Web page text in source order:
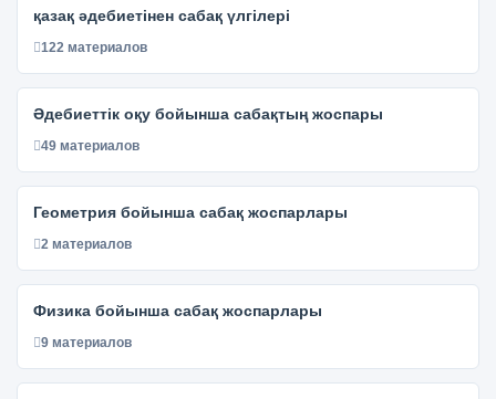
қазақ әдебиетінен сабақ үлгілері
122 материалов
Әдебиеттік оқу бойынша сабақтың жоспары
49 материалов
Геометрия бойынша сабақ жоспарлары
2 материалов
Физика бойынша сабақ жоспарлары
9 материалов